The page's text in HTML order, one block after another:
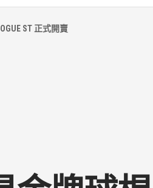
ST 正式開賣